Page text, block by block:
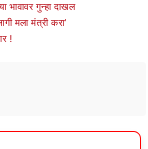
भावावर गुन्हा दाखल
मला मंत्री करा’
!